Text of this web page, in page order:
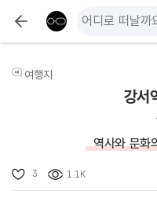
여행지
강서
역사와 문화
3 1.1K